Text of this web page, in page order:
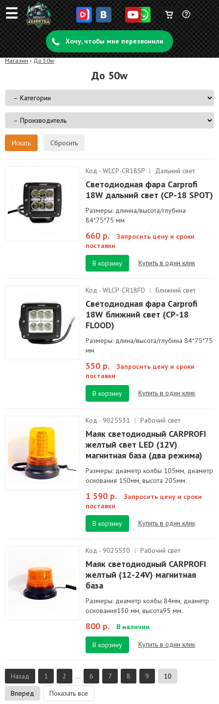
☰ Задать
вопрос
Корзина
пуста
Хочу, чтобы мне перезвонили
Магазин › До 50w
До 50w
Сбросить
Код - WLCP-CR18SP | Дальний свет
Светодиодная фара Carprofi
18W дальний свет (CP-18 SPOT)
Размеры: длинна/высота/глубина
84*75*75 мм
660 р.
Запросить цену и сроки
поставки
В корзину
Купить в один клик
Код - WLCP-CR18FD | Ближний свет
Светодиодная фара Carprofi
18W ближний свет (CP-18
FLOOD)
Размеры: длина/высота/глубина 84*75*75
мм
550 р.
Запросить цену и сроки
поставки
В корзину
Купить в один клик
Код - 9025531 | Рабочий свет
Маяк светодиодный CARPROFI
желтый свет LED (12V)
магнитная база (два режима)
Размеры: диаметр колбы 105мм, диаметр
основания 150мм, высота 205мм.
1 590 р.
Запросить цену и сроки
поставки
В корзину
Купить в один клик
Код - 9025530 | Рабочий свет
Маяк светодиодный CARPROFI
желтый (12-24V) магнитная
база
Размеры: диаметр колбы 84мм, диаметр
основания130 мм, высота95 мм.
800 р. В наличии
В корзину Купить в один клик
Назад 1 2 ... 6 7 8 9
10
Вперед
Показать все